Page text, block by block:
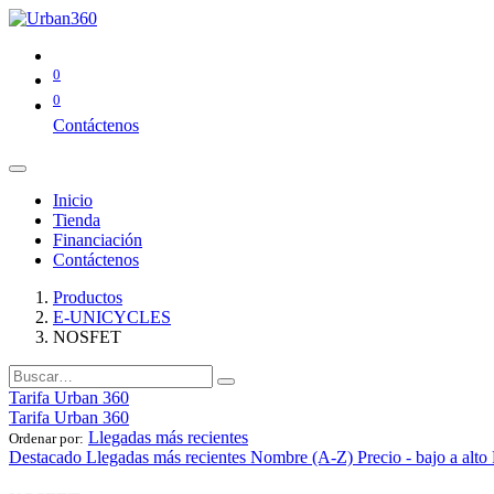
0
0
Contáctenos
Inicio
Tienda
Financiación
Contáctenos
Productos
E-UNICYCLES
NOSFET
Tarifa Urban 360
Tarifa Urban 360
Ordenar por: Llegadas más recientes
Destacado Llegadas más recientes Nombre (A-Z) Precio - bajo a alto